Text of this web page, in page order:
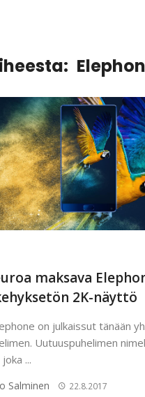
maksava
2K-näyttö
on julkaissut tänään
Uutuuspuhelimen
...
Salminen 22.8.2017